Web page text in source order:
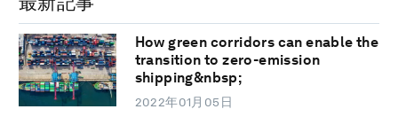
How green corridors can enable the
transition to zero-emission
shipping&nbsp;
2022年01月05日